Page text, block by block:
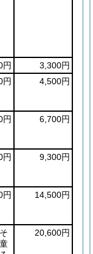
円
3,300円
円 4,500円
円 6,700円
円 9,300円
円 14,500円
20,600円